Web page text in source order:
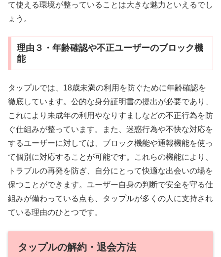
て使える環境が整っていることは大きな魅力といえるでし
ょう。
理由３・年齢確認や不正ユーザーのブロック機
能
タップルでは、18歳未満の利用を防ぐために年齢確認を
徹底しています。公的な身分証明書の提出が必要であり、
これにより未成年の利用やなりすましなどの不正行為を防
ぐ仕組みが整っています。また、迷惑行為や不快な対応を
するユーザーに対しては、ブロック機能や通報機能を使っ
て個別に対応することが可能です。これらの機能により、
トラブルの再発を防ぎ、自分にとって快適な出会いの場を
保つことができます。ユーザー自身の判断で安全を守る仕
組みが備わっている点も、タップルが多くの人に支持され
ている理由のひとつです。
タップルの解約・退会方法